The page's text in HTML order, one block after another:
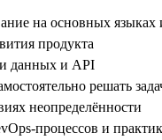
на основных языках
продукта
данных и API
решать
неопределённости
процессов и